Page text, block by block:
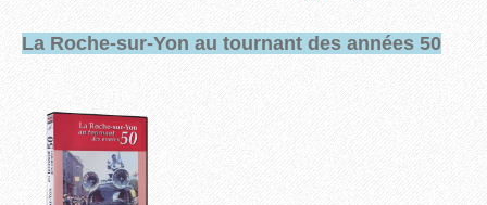
La Roche-sur-Yon au tournant des années 50